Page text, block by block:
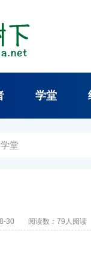
学堂
学堂
30 阅读数： 79人阅读